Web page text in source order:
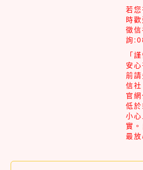
若
時
徵
詢
「
安
前
信
官
低
小
實
最放